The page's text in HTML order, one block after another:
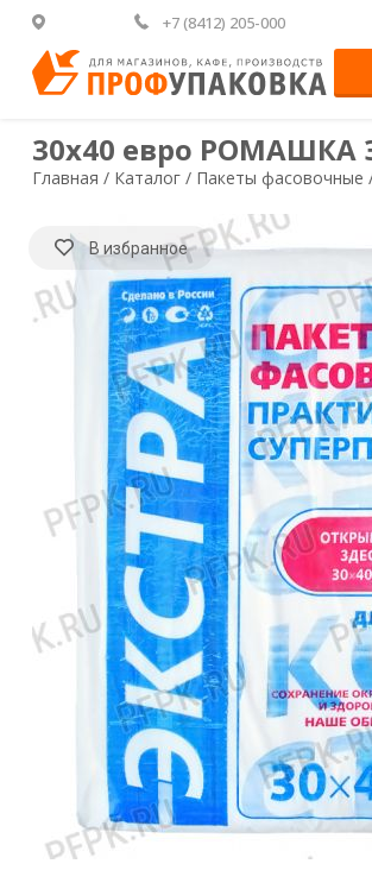
+7 (8412) 205-000
30х40 евро РОМАШКА
Главная / Каталог / Пакеты фасовочные
В избранное